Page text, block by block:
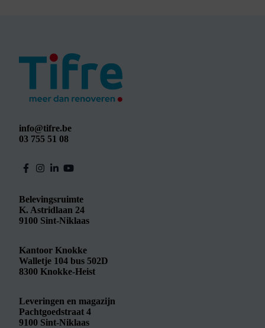
info@tifre.be
03 755 51 08
Belevingsruimte
K. Astridlaan 24
9100 Sint-Niklaas
Kantoor Knokke
Walletje 104 bus 502D
8300 Knokke-Heist
Leveringen en magazijn
Pachtgoedstraat 4
9100 Sint-Niklaas